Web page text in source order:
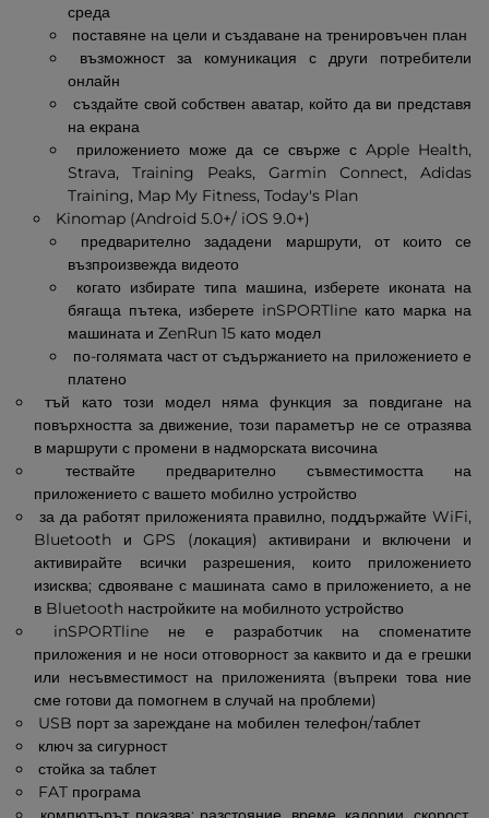
среда
поставяне на цели и създаване на тренировъчен план
възможност за комуникация с други потребители
онлайн
създайте свой собствен аватар, който да ви представя
на екрана
приложението може да се свърже с Apple Health,
Strava, Training Peaks, Garmin Connect, Adidas
Training, Map My Fitness, Today's Plan
Kinomap (Android 5.0+/ iOS 9.0+)
предварително зададени маршрути, от които се
възпроизвежда видеото
когато избирате типа машина, изберете иконата на
бягаща пътека, изберете inSPORTline като марка на
машината и ZenRun 15 като модел
по-голямата част от съдържанието на приложението е
платено
тъй като този модел няма функция за повдигане на
повърхността за движение, този параметър не се отразява
в маршрути с промени в надморската височина
тествайте предварително съвместимостта на
приложението с вашето мобилно устройство
за да работят приложенията правилно, поддържайте WiFi,
Bluetooth и GPS (локация) активирани и включени и
активирайте всички разрешения, които приложението
изисква; сдвояване с машината само в приложението, а не
в Bluetooth настройките на мобилното устройство
inSPORTline не е разработчик на споменатите
приложения и не носи отговорност за каквито и да е грешки
или несъвместимост на приложенията (въпреки това ние
сме готови да помогнем в случай на проблеми)
USB порт за зареждане на мобилен телефон/таблет
ключ за сигурност
стойка за таблет
FAT програма